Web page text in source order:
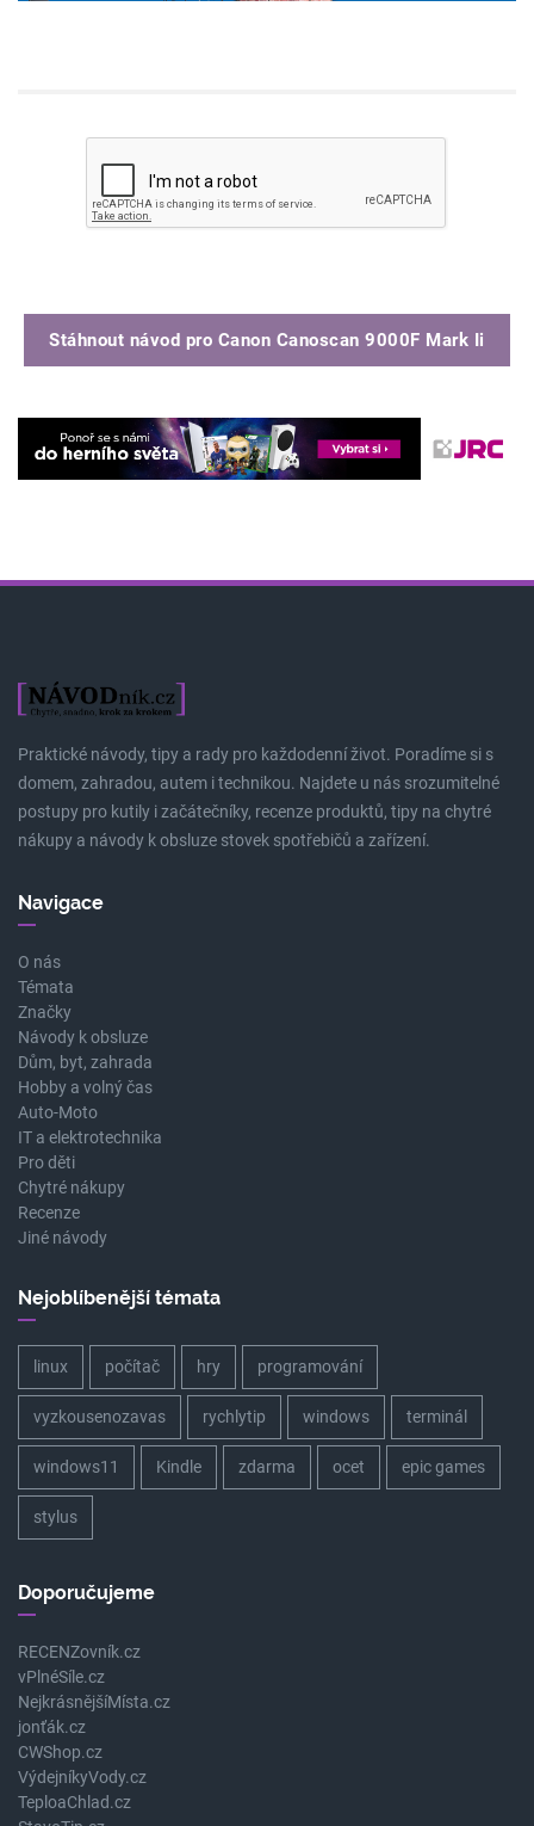
Stáhnout návod pro Canon Canoscan 9000F Mark Ii
Praktické návody, tipy a rady pro každodenní život. Poradíme si s
domem, zahradou, autem i technikou. Najdete u nás srozumitelné
postupy pro kutily i začátečníky, recenze produktů, tipy na chytré
nákupy a návody k obsluze stovek spotřebičů a zařízení.
Navigace
O nás
Témata
Značky
Návody k obsluze
Dům, byt, zahrada
Hobby a volný čas
Auto-Moto
IT a elektrotechnika
Pro děti
Chytré nákupy
Recenze
Jiné návody
Nejoblíbenější témata
linux počítač hry programování
vyzkousenozavas rychlytip windows terminál
windows11 Kindle zdarma ocet epic games
stylus
Doporučujeme
RECENZovník.cz
vPlnéSíle.cz
NejkrásnějšíMísta.cz
jonťák.cz
CWShop.cz
VýdejníkyVody.cz
TeploaChlad.cz